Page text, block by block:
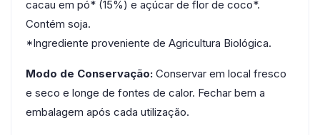
cacau em pó* (15%) e açúcar de flor de coco*.
Contém soja.
*Ingrediente proveniente de Agricultura Biológica.
Modo de Conservação: Conservar em local fresco
e seco e longe de fontes de calor. Fechar bem a
embalagem após cada utilização.